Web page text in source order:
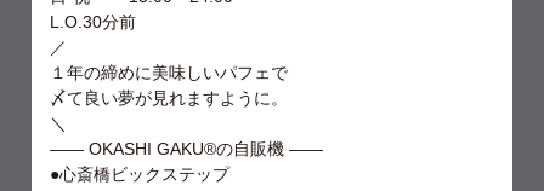
L.O.30分前
⁡／
１年の締めに美味しいパフェで
〆て良い夢が見れますように。
＼
—— OKASHI GAKU®︎の自販機 ——
●心斎橋ビックステップ